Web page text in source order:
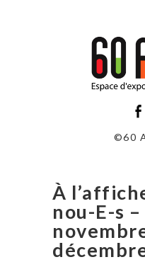
©60
À
nou-E-s